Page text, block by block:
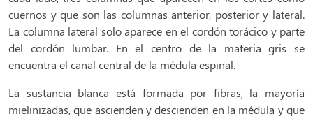
cuernos y que son las columnas anterior, posterior y lateral.
La columna lateral solo aparece en el cordón torácico y parte
del cordón lumbar. En el centro de la materia gris se
encuentra el canal central de la médula espinal.
La sustancia blanca está formada por fibras, la mayoría
mielinizadas, que ascienden y descienden en la médula y que